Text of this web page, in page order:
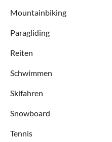
Mountainbiking
Paragliding
Reiten
Schwimmen
Skifahren
Snowboard
Tennis